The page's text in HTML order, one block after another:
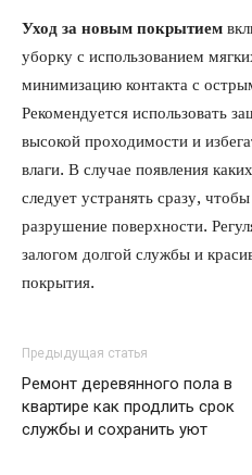
Уход за новым покрытием
уборку с использованием
минимизацию контакта с
Рекомендуется использовать
высокой проходимости и
влаги. В случае появления
следует устранять сразу,
разрушение поверхности.
залогом долгой службы и
покрытия.
Предыдущая статья
Ремонт деревянного пола в
квартире как продлить срок
службы и сохранить уют